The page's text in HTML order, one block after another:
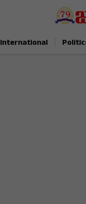
International